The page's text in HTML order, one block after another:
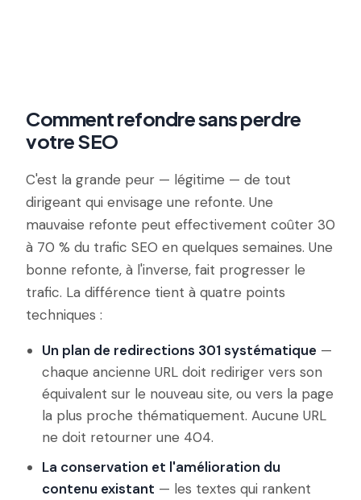
Comment refondre sans perdre
votre SEO
C'est la grande peur — légitime — de tout
dirigeant qui envisage une refonte. Une
mauvaise refonte peut effectivement coûter 30
à 70 % du trafic SEO en quelques semaines. Une
bonne refonte, à l'inverse, fait progresser le
trafic. La différence tient à quatre points
techniques :
Un plan de redirections 301 systématique —
chaque ancienne URL doit rediriger vers son
équivalent sur le nouveau site, ou vers la page
la plus proche thématiquement. Aucune URL
ne doit retourner une 404.
La conservation et l'amélioration du
contenu existant — les textes qui rankent